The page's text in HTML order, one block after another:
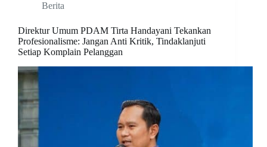
Berita
Direktur Umum PDAM Tirta Handayani Tekankan
Profesionalisme: Jangan Anti Kritik, Tindaklanjuti
Setiap Komplain Pelanggan